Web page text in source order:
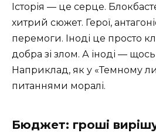
Історія — це серце.
хитрий сюжет. Герої,
перемоги. Іноді це просто
добра зі злом. А іноді —
Наприклад, як у «Темному
питаннями моралі.
Бюджет: гроші